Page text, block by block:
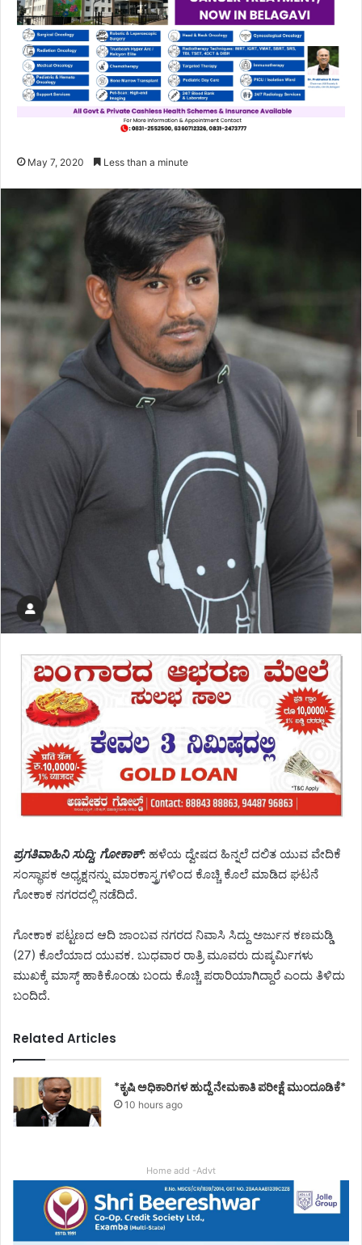
May 7, 2020 Less than a minute
ಪ್ರಗತಿವಾಹಿನಿ ಸುದ್ದಿ; ಗೋಕಾಕ್: ಹಳೆಯ ದ್ವೇಷದ ಹಿನ್ನಲೆ ದಲಿತ ಯುವ ವೇದಿಕೆ
ಸಂಸ್ಥಾಪಕ ಅಧ್ಯಕ್ಷನನ್ನು ಮಾರಕಾಸ್ತ್ರಗಳಿಂದ ಕೊಚ್ಚಿ ಕೊಲೆ ಮಾಡಿದ ಘಟನೆ
ಗೋಕಾಕ ನಗರದಲ್ಲಿ ನಡೆದಿದೆ.
ಗೋಕಾಕ ಪಟ್ಟಣದ ಆದಿ ಜಾಂಬವ ನಗರದ ನಿವಾಸಿ ಸಿದ್ದು ಅರ್ಜುನ ಕಣಮಡ್ಡಿ
(27) ಕೊಲೆಯಾದ ಯುವಕ. ಬುಧವಾರ ರಾತ್ರಿ ಮೂವರು ದುಷ್ಕರ್ಮಿಗಳು
ಮುಖಕ್ಕೆ ಮಾಸ್ಕ್ ಹಾಕಿಕೊಂಡು ಬಂದು ಕೊಚ್ಚಿ ಪರಾರಿಯಾಗಿದ್ದಾರೆ ಎಂದು ತಿಳಿದು
ಬಂದಿದೆ.
Related Articles
*ಕೃಷಿ ಅಧಿಕಾರಿಗಳ ಹುದ್ದೆ ನೇಮಕಾತಿ ಪರೀಕ್ಷೆ ಮುಂದೂಡಿಕೆ*
10 hours ago
Home add -Advt